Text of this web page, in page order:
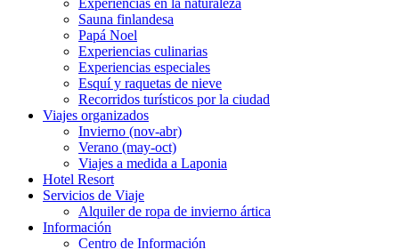
Experiencias en la naturaleza
Sauna finlandesa
Papá Noel
Experiencias culinarias
Experiencias especiales
Esquí y raquetas de nieve
Recorridos turísticos por la ciudad
Viajes organizados
Invierno (nov-abr)
Verano (may-oct)
Viajes a medida a Laponia
Hotel Resort
Servicios de Viaje
Alquiler de ropa de invierno ártica
Información
Centro de Información